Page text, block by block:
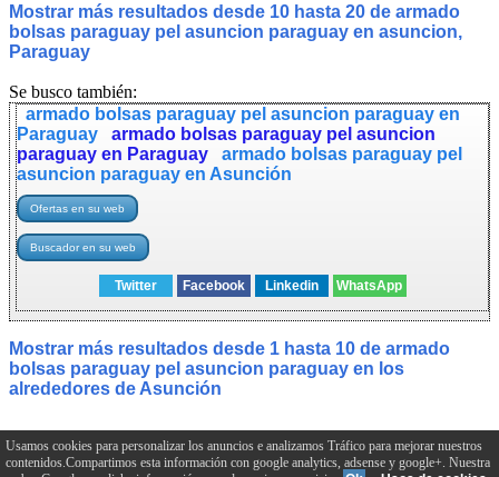
Mostrar más resultados desde 10 hasta 20 de armado
bolsas paraguay pel asuncion paraguay en asuncion,
Paraguay
Se busco también:
armado bolsas paraguay pel asuncion paraguay en
Paraguay
armado bolsas paraguay pel asuncion
paraguay en Paraguay
armado bolsas paraguay pel
asuncion paraguay en Asunción
Twitter Facebook Linkedin WhatsApp
Mostrar más resultados desde 1 hasta 10 de armado
bolsas paraguay pel asuncion paraguay en los
alrededores de Asunción
Tu Búscador de ofertas de trabajo en las bolsas de
empleos
Usamos cookies para personalizar los anuncios e analizamos Tráfico para mejorar nuestros
contenidos.Compartimos esta información con google analytics, adsense y google+. Nuestra